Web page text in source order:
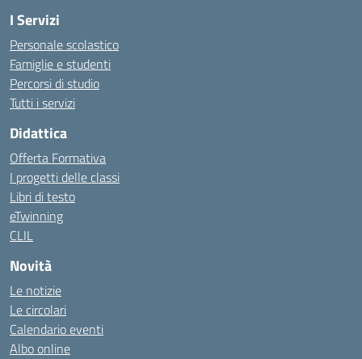
I Servizi
Personale scolastico
Famiglie e studenti
Percorsi di studio
Tutti i servizi
Didattica
Offerta Formativa
I progetti delle classi
Libri di testo
eTwinning
CLIL
Novità
Le notizie
Le circolari
Calendario eventi
Albo online